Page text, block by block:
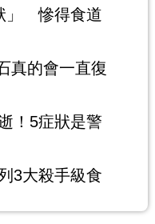
」 慘得食道
真的會一直復
！5症狀是警
3大殺手級食